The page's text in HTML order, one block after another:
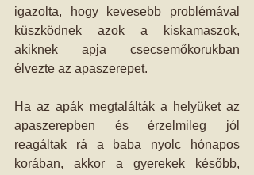
igazolta, hogy kevesebb problémával
küszködnek azok a kiskamaszok,
akiknek apja csecsemőkorukban
élvezte az apaszerepet.
Ha az apák megtalálták a helyüket az
apaszerepben és érzelmileg jól
reagáltak rá a baba nyolc hónapos
korában, akkor a gyerekek később,